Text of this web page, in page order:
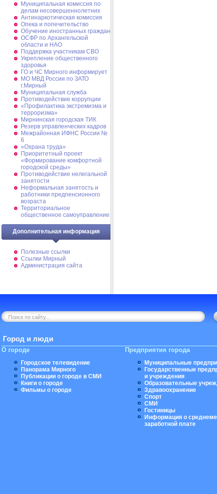
Муниципальная комиссия по
делам несовершеннолетних
Антинаркотическая комиссия
Опека и попечительство
Обучение иностранных граждан
ОСФР по Архангельской
области и НАО
Поддержка участникам СВО
Укрепление общественного
здоровья
ГО и ЧС Мирного информирует
МО МВД России по ЗАТО
г.Мирный
Муниципальная cлужба
Противодействие коррупции
«Профилактика экстремизма и
терроризма»
Мирнинская городская ТИК
Резерв управленческих кадров
Межрайонная ИФНС России №
6
«Охрана труда»
Приоритетный проект
«Формирование комфортной
городской среды»
Противодействие нелегальной
занятости
Неформальная занятость и
работники предпенсионного
возраста
Территориальное
общественное самоуправление
Дополнительная информация
Полезные ссылки
Ссылки Мирный
Администрация сайта
Город и люди
О городе
Городское телевидение
Панорама Мирного
Публикации о городе в СМИ
Книги о городе
Фильмы о городе
Предприятия города
Муниципальные
Государственные
и учреждения
Образовательные
Здравоохранение
Спорт
СМИ
Гостиницы
Информация о
заработной плате